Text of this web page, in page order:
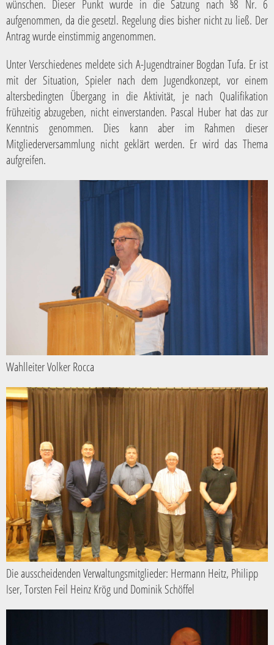
wünschen. Dieser Punkt wurde in die Satzung nach §8 Nr. 6
aufgenommen, da die gesetzl. Regelung dies bisher nicht zu ließ. Der
Antrag wurde einstimmig angenommen.
Unter Verschiedenes meldete sich A-Jugendtrainer Bogdan Tufa. Er ist
mit der Situation, Spieler nach dem Jugendkonzept, vor einem
altersbedingten Übergang in die Aktivität, je nach Qualifikation
frühzeitig abzugeben, nicht einverstanden. Pascal Huber hat das zur
Kenntnis genommen. Dies kann aber im Rahmen dieser
Mitgliederversammlung nicht geklärt werden. Er wird das Thema
aufgreifen.
Wahlleiter Volker Rocca
Die ausscheidenden Verwaltungsmitglieder: Hermann Heitz, Philipp
Iser, Torsten Feil Heinz Krög und Dominik Schöffel